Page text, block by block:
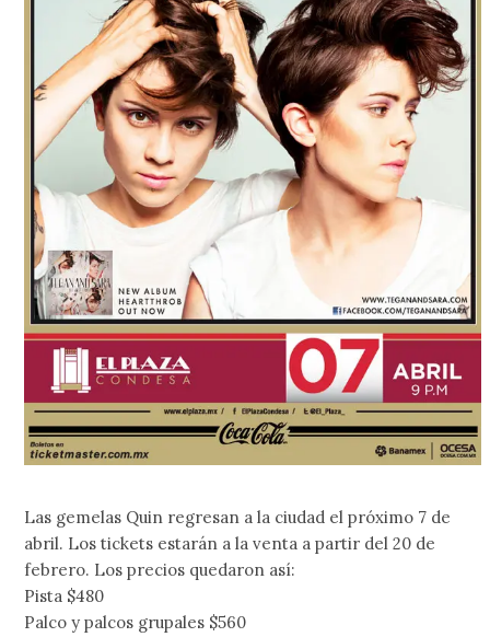
Las gemelas Quin regresan a la ciudad el próximo 7 de
abril. Los tickets estarán a la venta a partir del 20 de
febrero. Los precios quedaron así:
Pista $480
Palco y palcos grupales $560